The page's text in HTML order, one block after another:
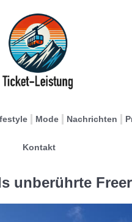
Mode Nachrichten
Kontakt
unberührte